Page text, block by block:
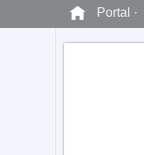
Portal ·